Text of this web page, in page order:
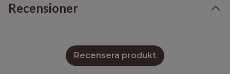
Recensioner
Recensera produkt